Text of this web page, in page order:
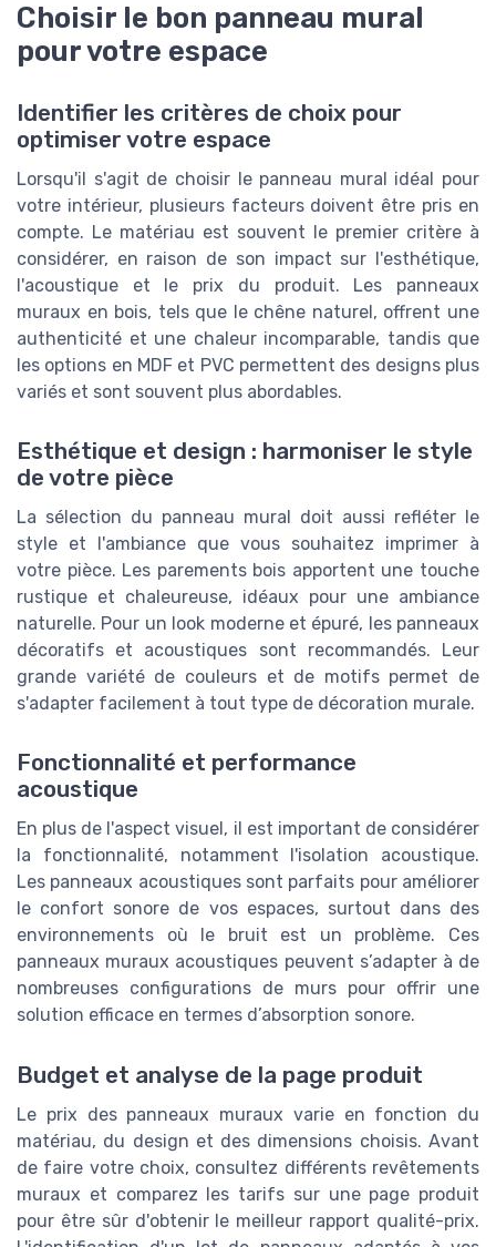
Choisir le bon panneau mural
pour votre espace
Identifier les critères de choix pour
optimiser votre espace
Lorsqu'il s'agit de choisir le panneau mural idéal pour
votre intérieur, plusieurs facteurs doivent être pris en
compte. Le matériau est souvent le premier critère à
considérer, en raison de son impact sur l'esthétique,
l'acoustique et le prix du produit. Les panneaux
muraux en bois, tels que le chêne naturel, offrent une
authenticité et une chaleur incomparable, tandis que
les options en MDF et PVC permettent des designs plus
variés et sont souvent plus abordables.
Esthétique et design : harmoniser le style
de votre pièce
La sélection du panneau mural doit aussi refléter le
style et l'ambiance que vous souhaitez imprimer à
votre pièce. Les parements bois apportent une touche
rustique et chaleureuse, idéaux pour une ambiance
naturelle. Pour un look moderne et épuré, les panneaux
décoratifs et acoustiques sont recommandés. Leur
grande variété de couleurs et de motifs permet de
s'adapter facilement à tout type de décoration murale.
Fonctionnalité et performance
acoustique
En plus de l'aspect visuel, il est important de considérer
la fonctionnalité, notamment l'isolation acoustique.
Les panneaux acoustiques sont parfaits pour améliorer
le confort sonore de vos espaces, surtout dans des
environnements où le bruit est un problème. Ces
panneaux muraux acoustiques peuvent s’adapter à de
nombreuses configurations de murs pour offrir une
solution efficace en termes d’absorption sonore.
Budget et analyse de la page produit
Le prix des panneaux muraux varie en fonction du
matériau, du design et des dimensions choisis. Avant
de faire votre choix, consultez différents revêtements
muraux et comparez les tarifs sur une page produit
pour être sûr d'obtenir le meilleur rapport qualité-prix.